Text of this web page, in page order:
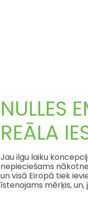
NULLES
REĀLA
Jau ilgu laiku
nepieciešams
un visā Eiropā tiek
īstenojams mērķis,